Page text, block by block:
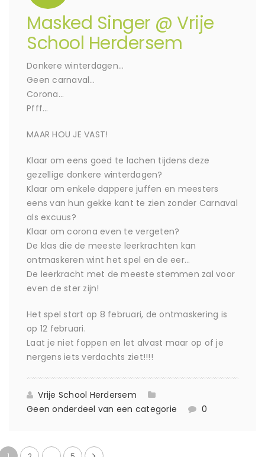
Masked Singer @ Vrije
School Herdersem
Donkere winterdagen…
Geen carnaval…
Corona…
Pfff…
MAAR HOU JE VAST!
Klaar om eens goed te lachen tijdens deze
gezellige donkere winterdagen?
Klaar om enkele dappere juffen en meesters
eens van hun gekke kant te zien zonder Carnaval
als excuus?
Klaar om corona even te vergeten?
De klas die de meeste leerkrachten kan
ontmaskeren wint het spel en de eer…
De leerkracht met de meeste stemmen zal voor
even de ster zijn!
Het spel start op 8 februari, de ontmaskering is
op 12 februari.
Laat je niet foppen en let alvast maar op of je
nergens iets verdachts ziet!!!!
Vrije School Herdersem
Geen onderdeel van een categorie
0